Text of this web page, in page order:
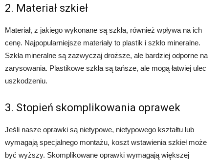
2. Materiał szkieł
Materiał, z jakiego wykonane są szkła, również wpływa na ich
cenę. Najpopularniejsze materiały to plastik i szkło mineralne.
Szkła mineralne są zazwyczaj droższe, ale bardziej odporne na
zarysowania. Plastikowe szkła są tańsze, ale mogą łatwiej ulec
uszkodzeniu.
3. Stopień skomplikowania oprawek
Jeśli nasze oprawki są nietypowe, nietypowego kształtu lub
wymagają specjalnego montażu, koszt wstawienia szkieł może
być wyższy. Skomplikowane oprawki wymagają większej